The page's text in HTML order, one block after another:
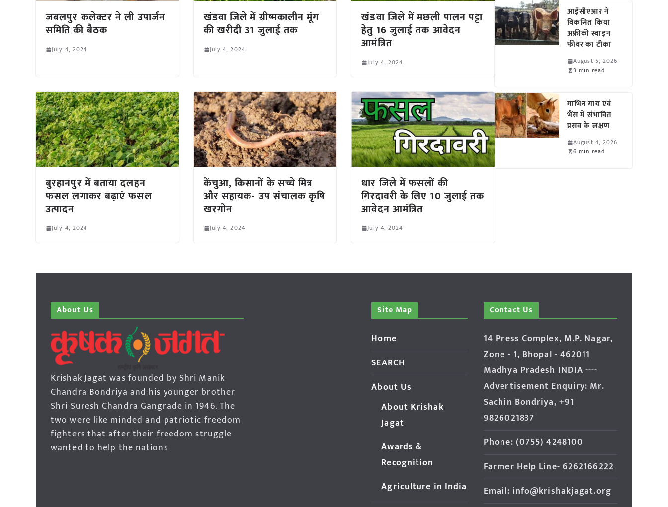
जबलपुर कलेक्टर ने ली उपार्जन
समिति की बैठक
July 4, 2024
खंडवा जिले में ग्रीष्मकालीन मूंग
की खरीदी 31 जुलाई तक
July 4, 2024
खंडवा जिले में मछली पालन पट्टा
हेतु 16 जुलाई तक आवेदन
आमंत्रित
July 4, 2024
बुरहानपुर में बताया दलहन
फसल लगाकर बढ़ाएं फसल
उत्पादन
July 4, 2024
केंचुआ, किसानों के सच्चे मित्र
और सहायक- उप संचालक कृषि
खरगोन
July 4, 2024
धार जिले में फसलों की
गिरदावरी के लिए 10 जुलाई तक
आवेदन आमंत्रित
July 4, 2024
आईसीएआर ने
विकसित किया
अफ्रीकी स्वाइन
फीवर का टीका
August 5, 2026
3 min read
गाभिन गाय एवं
भैंस में संभावित
प्रसव के लक्षण
August 4, 2026
6 min read
About Us
Krishak Jagat was founded by Shri Manik
Chandra Bondriya and his younger brother
Shri Suresh Chandra Gangrade in 1946. The
two were like minded and patriotic freedom
fighters that after their freedom struggle
wanted to help the nations
Site Map
Home
SEARCH
About Us
About Krishak
Jagat
Awards &
Recognition
Agriculture in India
Contact Us
14 Press Complex, M.P. Nagar,
Zone - 1, Bhopal - 462011
Madhya Pradesh INDIA ----
Advertisement Enquiry: Mr.
Sachin Bondriya, +91
9826021837
Phone: (0755) 4248100
Farmer Help Line- 6262166222
Email: info@krishakjagat.org